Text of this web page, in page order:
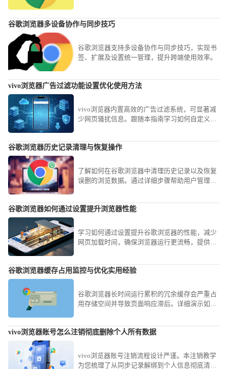
谷歌浏览器多设备协作与同步技巧
谷歌浏览器支持多设备协作与同步技巧，实现书
签、扩展及设置统一管理，提升跨端使用效率。
vivo浏览器广告过滤功能设置优化使用方法
vivo浏览器内置高效的广告过滤系统，可显著减
少网页骚扰信息。跟随本指南学习如何自定义拦
谷歌浏览器历史记录清理与恢复操作
了解如何在谷歌浏览器中清理历史记录以及恢复
误删的浏览数据。通过详细步骤帮助用户管理浏
谷歌浏览器如何通过设置提升浏览器性能
学习如何通过设置提升谷歌浏览器的性能，减少
网页加载时间，确保浏览器运行更流畅，提供更
谷歌浏览器缓存占用监控与优化实用经验
谷歌浏览器长时间运行累积的冗余缓存会严重占
用存储空间并导致页面响应滞后。详细演示如何
您的软件始终保持轻盈响应，即便在低配置机型
vivo浏览器账号怎么注销彻底删除个人所有数据
vivo浏览器账号注销流程设计严谨。本注销教学
为您梳理了从同步记录解绑到个人信息彻底清空